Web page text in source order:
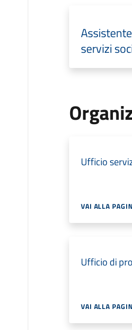
servizi
Ufficio
VAI ALLA
Ufficio di
VAI ALLA